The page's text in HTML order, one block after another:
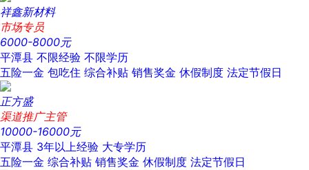
祥鑫新材料
市场专员
6000-8000元
平潭县 不限经验 不限学历
五险一金 包吃住 综合补贴 销售奖金 休假制度 法定节假日
正方盛
渠道推广主管
10000-16000元
平潭县 3年以上经验 大专学历
五险一金 综合补贴 销售奖金 休假制度 法定节假日